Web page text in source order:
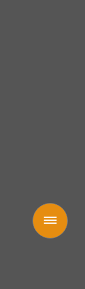
Toggle
navigation